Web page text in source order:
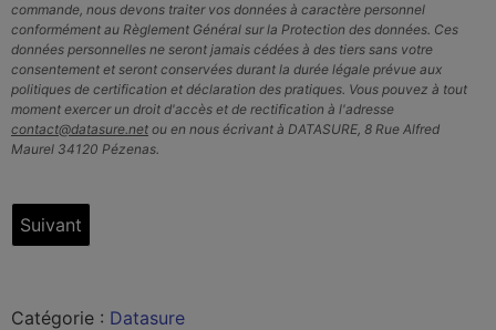
commande, nous devons traiter vos données à caractère personnel
conformément au Règlement Général sur la Protection des données. Ces
données personnelles ne seront jamais cédées à des tiers sans votre
consentement et seront conservées durant la durée légale prévue aux
politiques de certification et déclaration des pratiques. Vous pouvez à tout
moment exercer un droit d'accès et de rectification à l'adresse
contact@datasure.net ou en nous écrivant à DATASURE, 8 Rue Alfred
Maurel 34120 Pézenas.
Catégorie : Datasure